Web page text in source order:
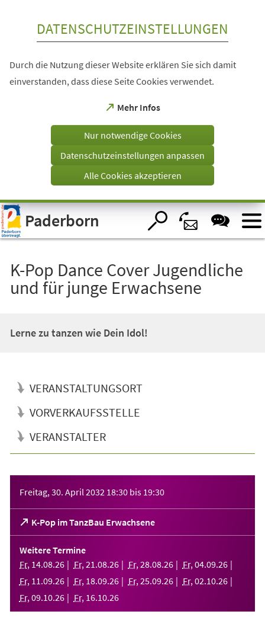
Visuelle
Assistenzsoftware
öffnen.
DATENSCHUTZEINSTELLUNGEN
Durch die Nutzung dieser Website erklären Sie sich damit
einverstanden, dass diese Seite Cookies verwendet.
Mehr Infos
(Öffnet
einem
Tab)
Nur notwendige Cookies
Datenschutzeinstellungen anpassen
Alle Cookies akzeptieren
Paderborn
K-Pop Dance Cover Jugendliche
und für junge Erwachsene
Lerne zu tanzen wie Dein Idol!
VERANSTALTUNGSORT
VORVERKAUFSSTELLE
VERANSTALTER
Freitag, 30. April 2032 18:30 bis 19:30
K-Pop im TanzBau Erwachsene
(Öffnet
in
einem
neuen
Tab)
Weitere Termine
Fr, 14.08.26 Fr, 21 .08.26 Fr, 28.08.26 Fr, 04.09.26
Fr, 11 .09.26 Fr, 18.09.26 Fr, 25.09.26 Fr, 02.10.26
Fr, 09.10.26 Fr, 16.10.26